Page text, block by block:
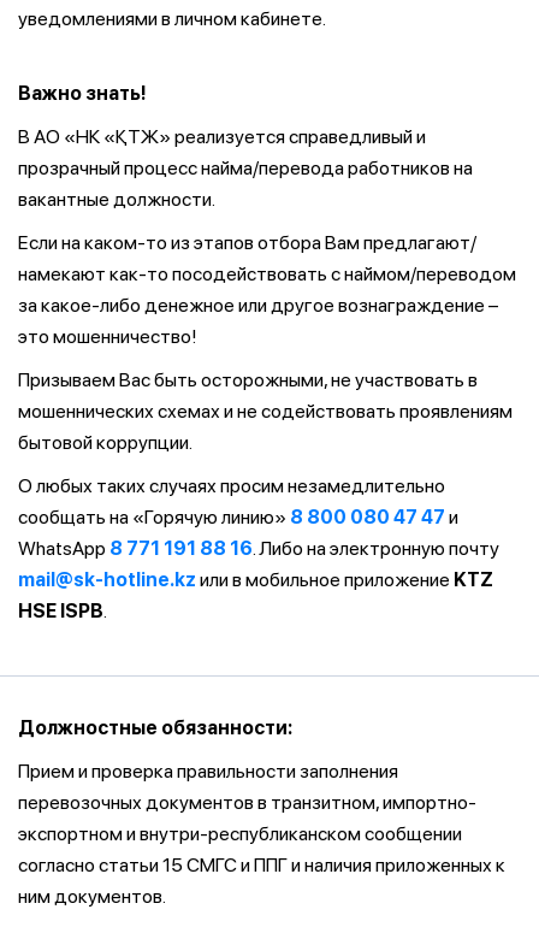
уведомлениями в личном кабинете.
Важно знать!
В АО «НК «ҚТЖ» реализуется справедливый и
прозрачный процесс найма/перевода работников на
вакантные должности.
Если на каком-то из этапов отбора Вам предлагают/
намекают как-то посодействовать с наймом/переводом
за какое-либо денежное или другое вознаграждение –
это мошенничество!
Призываем Вас быть осторожными, не участвовать в
мошеннических схемах и не содействовать проявлениям
бытовой коррупции.
О любых таких случаях просим незамедлительно
сообщать на «Горячую линию» 8 800 080 47 47 и
WhatsApp 8 771 191 88 16. Либо на электронную почту
mail@sk-hotline.kz или в мобильное приложение KTZ
HSE ISPB.
Должностные обязанности:
Прием и проверка правильности заполнения
перевозочных документов в транзитном, импортно-
экспортном и внутри-республиканском сообщении
согласно статьи 15 СМГС и ППГ и наличия приложенных к
ним документов.